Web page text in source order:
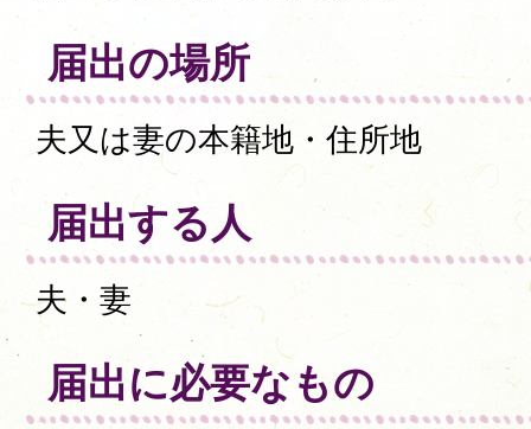
届出の場所
夫又は妻の本籍地・住所地
届出する人
夫・妻
届出に必要なもの